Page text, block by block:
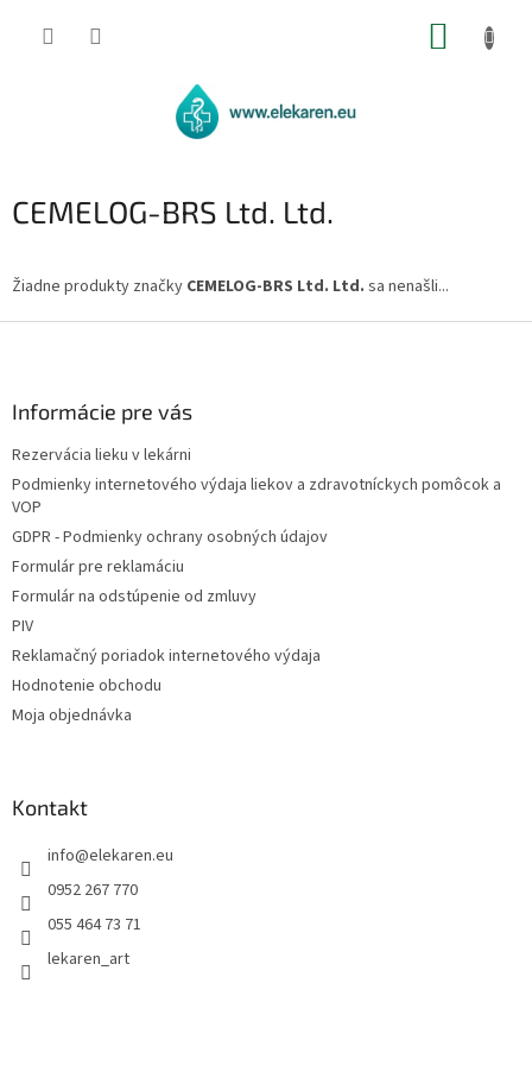
CEMELOG-BRS Ltd. Ltd.
Žiadne produkty značky CEMELOG-BRS Ltd. Ltd. sa nenašli...
Informácie pre vás
Rezervácia lieku v lekárni
Podmienky internetového výdaja liekov a zdravotníckych pomôcok a
VOP
GDPR - Podmienky ochrany osobných údajov
Formulár pre reklamáciu
Formulár na odstúpenie od zmluvy
PIV
Reklamačný poriadok internetového výdaja
Hodnotenie obchodu
Moja objednávka
Kontakt
info@elekaren.eu
0952 267 770
055 464 73 71
lekaren_art